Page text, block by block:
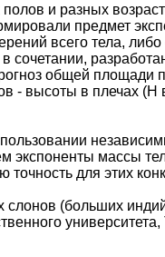
и разных
предмет
всего тела, либо
сочетании,
общей площади
- высоты в плечах
экспоненты массы
точность для этих
слонов (больших